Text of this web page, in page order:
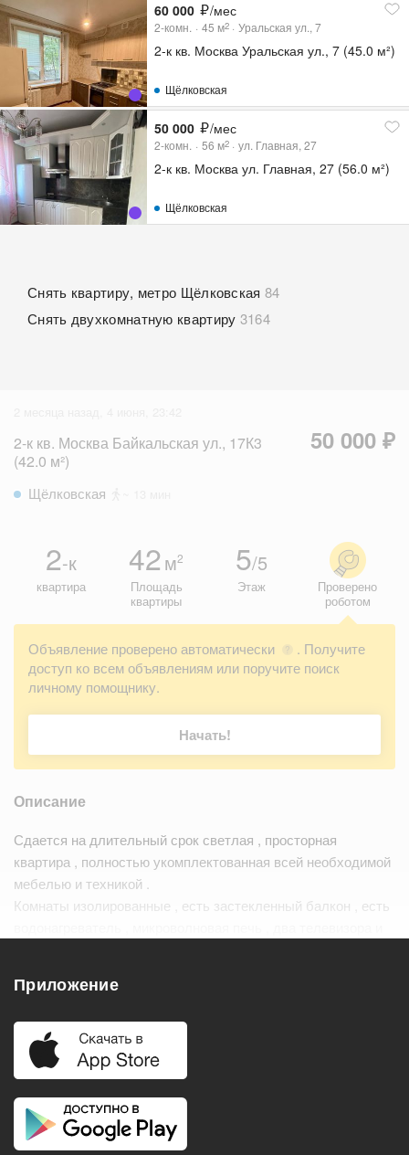
60 000 /мес
2-комн. 45 м2 Уральская ул., 7
2-к кв. Москва Уральская ул., 7 (45.0 м²)
Щёлковская
50 000 /мес
2-комн. 56 м2 ул. Главная, 27
2-к кв. Москва ул. Главная, 27 (56.0 м²)
Щёлковская
Снять квартиру, метро Щёлковская 84
Снять двухкомнатную квартиру 3164
2-к кв. Москва Байкальская ул., 17К3
(42.0 м²)
50 000 ₽
Щёлковская
2-к
квартира
42 м2
Площадь
квартиры
5/5
Этаж
Проверено
роботом
Объявление проверено автоматически ?
. Получите
доступ ко всем объявлениям или поручите поиск
личному помощнику.
Начать!
Описание
Сдается на длительный срок светлая , просторная
квартира , полностью укомплектованная всей необходимой
мебелью и техникой .
Комнаты изолированные , есть застекленный балкон , есть
Удобства
Балкон
Телевизор
Приложение